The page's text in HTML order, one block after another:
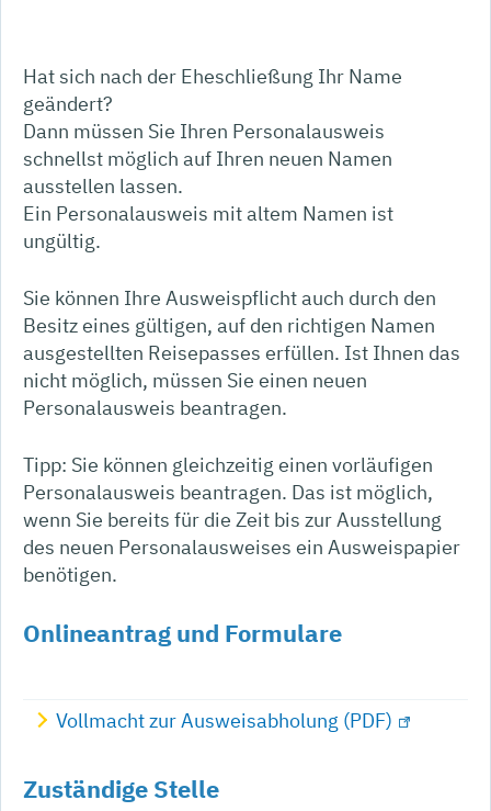
Hat sich nach der Eheschließung Ihr Name
geändert?
Dann müssen Sie Ihren Personalausweis
schnellst möglich auf Ihren neuen Namen
ausstellen lassen.
Ein Personalausweis mit altem Namen ist
ungültig.
Sie können Ihre Ausweispflicht auch durch den
Besitz eines gültigen, auf den richtigen Namen
ausgestellten Reisepasses erfüllen. Ist Ihnen das
nicht möglich, müssen Sie einen neuen
Personalausweis beantragen.
Tipp: Sie können gleichzeitig einen vorläufigen
Personalausweis beantragen. Das ist möglich,
wenn Sie bereits für die Zeit bis zur Ausstellung
des neuen Personalausweises ein Ausweispapier
benötigen.
Onlineantrag und Formulare
Vollmacht zur Ausweisabholung (PDF)
Zuständige Stelle